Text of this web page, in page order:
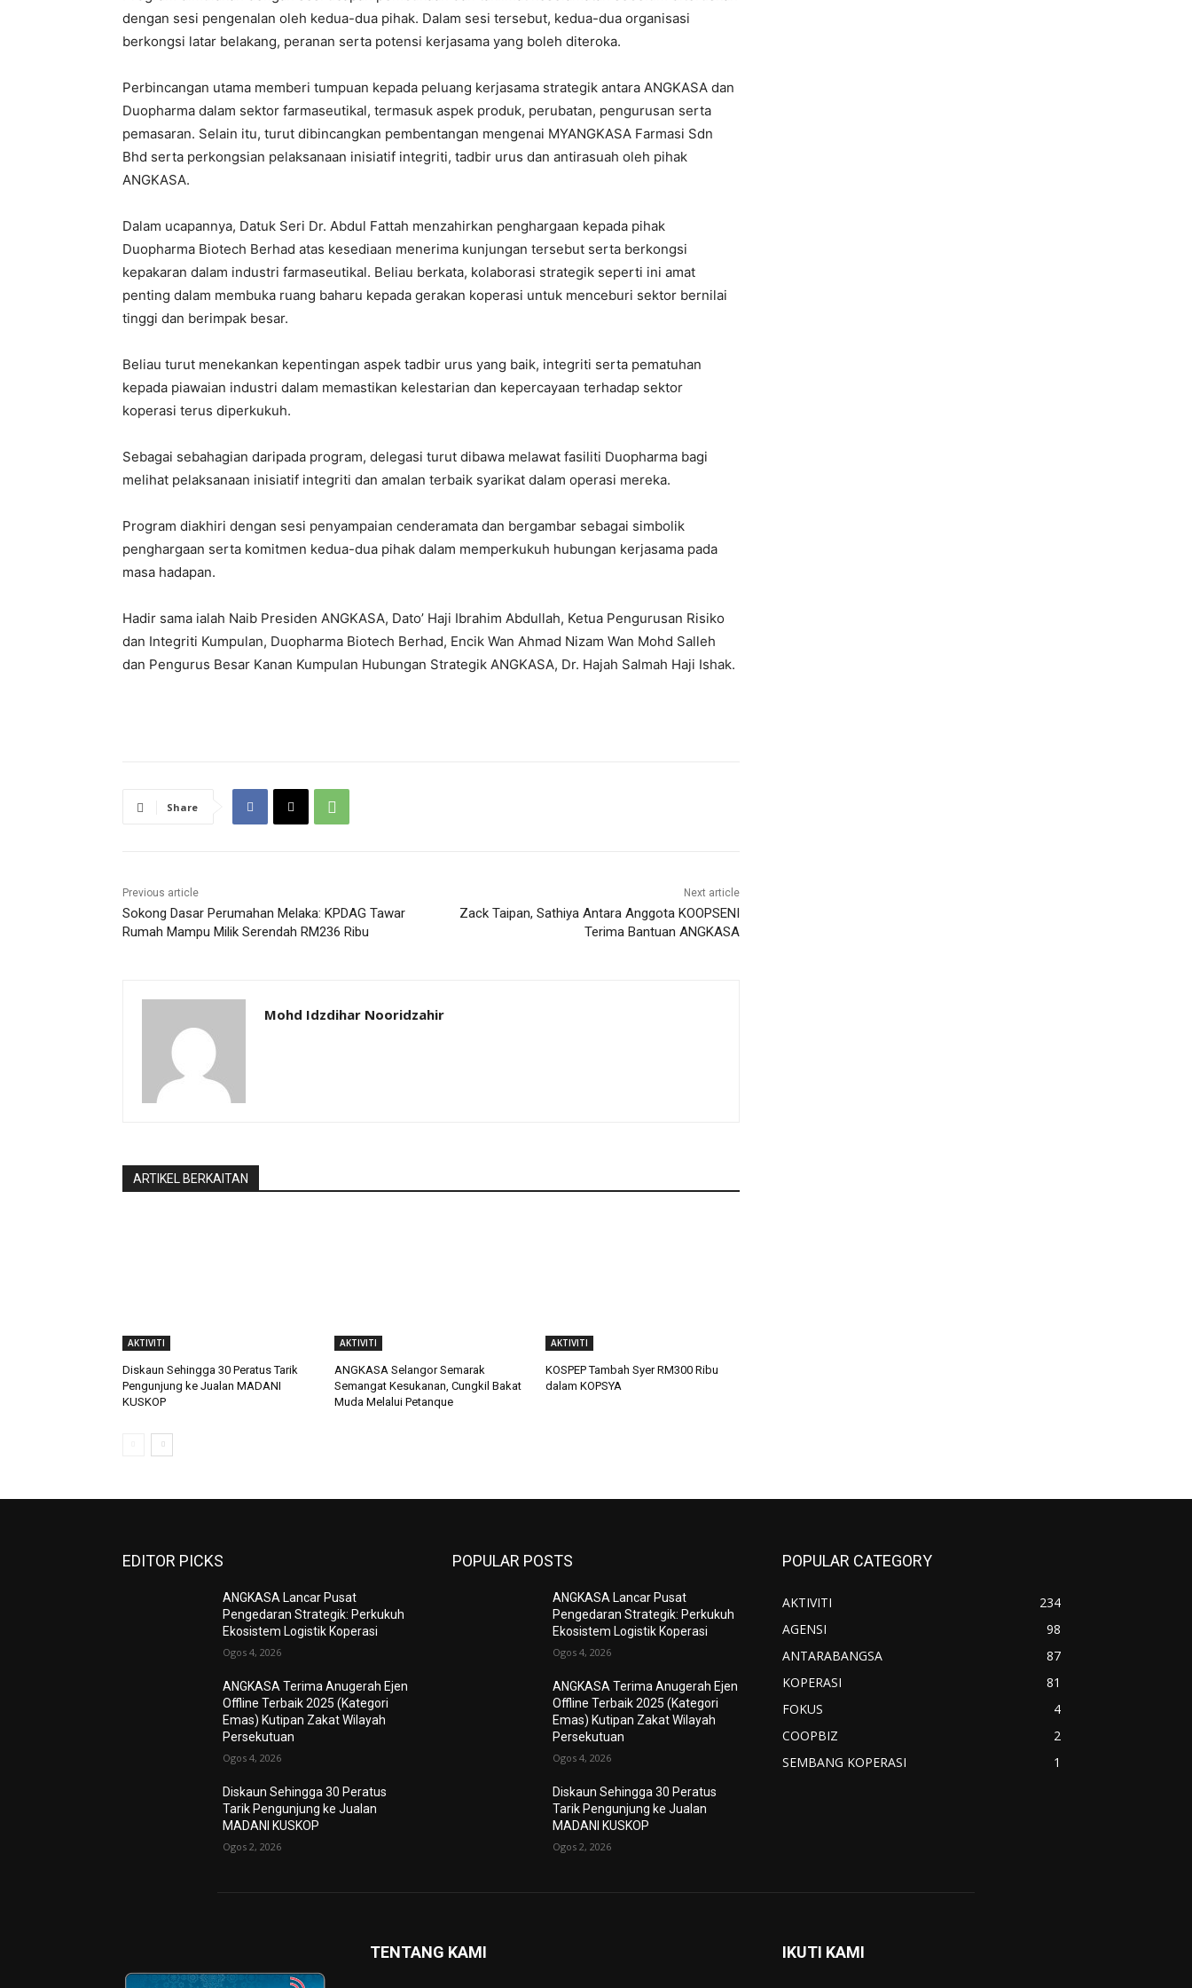
dengan sesi pengenalan oleh kedua-dua pihak. Dalam sesi tersebut, kedua-dua organisasi
berkongsi latar belakang, peranan serta potensi kerjasama yang boleh diteroka.
Perbincangan utama memberi tumpuan kepada peluang kerjasama strategik antara ANGKASA dan
Duopharma dalam sektor farmaseutikal, termasuk aspek produk, perubatan, pengurusan serta
pemasaran. Selain itu, turut dibincangkan pembentangan mengenai MYANGKASA Farmasi Sdn
Bhd serta perkongsian pelaksanaan inisiatif integriti, tadbir urus dan antirasuah oleh pihak
ANGKASA.
Dalam ucapannya, Datuk Seri Dr. Abdul Fattah menzahirkan penghargaan kepada pihak
Duopharma Biotech Berhad atas kesediaan menerima kunjungan tersebut serta berkongsi
kepakaran dalam industri farmaseutikal. Beliau berkata, kolaborasi strategik seperti ini amat
penting dalam membuka ruang baharu kepada gerakan koperasi untuk menceburi sektor bernilai
tinggi dan berimpak besar.
Beliau turut menekankan kepentingan aspek tadbir urus yang baik, integriti serta pematuhan
kepada piawaian industri dalam memastikan kelestarian dan kepercayaan terhadap sektor
koperasi terus diperkukuh.
Sebagai sebahagian daripada program, delegasi turut dibawa melawat fasiliti Duopharma bagi
melihat pelaksanaan inisiatif integriti dan amalan terbaik syarikat dalam operasi mereka.
Program diakhiri dengan sesi penyampaian cenderamata dan bergambar sebagai simbolik
penghargaan serta komitmen kedua-dua pihak dalam memperkukuh hubungan kerjasama pada
masa hadapan.
Hadir sama ialah Naib Presiden ANGKASA, Dato’ Haji Ibrahim Abdullah, Ketua Pengurusan Risiko
dan Integriti Kumpulan, Duopharma Biotech Berhad, Encik Wan Ahmad Nizam Wan Mohd Salleh
dan Pengurus Besar Kanan Kumpulan Hubungan Strategik ANGKASA, Dr. Hajah Salmah Haji Ishak.
Share
Previous article
Sokong Dasar Perumahan Melaka: KPDAG Tawar
Rumah Mampu Milik Serendah RM236 Ribu
Next article
Zack Taipan, Sathiya Antara Anggota KOOPSENI
Terima Bantuan ANGKASA
Mohd Idzdihar Nooridzahir
ARTIKEL BERKAITAN
AKTIVITI
Diskaun Sehingga 30 Peratus Tarik
Pengunjung ke Jualan MADANI
KUSKOP
AKTIVITI
ANGKASA Selangor Semarak
Semangat Kesukanan, Cungkil Bakat
Muda Melalui Petanque
AKTIVITI
KOSPEP Tambah Syer RM300 Ribu
dalam KOPSYA
EDITOR PICKS
ANGKASA Lancar Pusat
Pengedaran Strategik: Perkukuh
Ekosistem Logistik Koperasi
Ogos 4, 2026
ANGKASA Terima Anugerah Ejen
Offline Terbaik 2025 (Kategori
Emas) Kutipan Zakat Wilayah
Persekutuan
Ogos 4, 2026
Diskaun Sehingga 30 Peratus
Tarik Pengunjung ke Jualan
MADANI KUSKOP
Ogos 2, 2026
POPULAR POSTS
ANGKASA Lancar Pusat
Pengedaran Strategik: Perkukuh
Ekosistem Logistik Koperasi
Ogos 4, 2026
ANGKASA Terima Anugerah Ejen
Offline Terbaik 2025 (Kategori
Emas) Kutipan Zakat Wilayah
Persekutuan
Ogos 4, 2026
Diskaun Sehingga 30 Peratus
Tarik Pengunjung ke Jualan
MADANI KUSKOP
Ogos 2, 2026
POPULAR CATEGORY
AKTIVITI
234
AGENSI
98
ANTARABANGSA
87
KOPERASI
81
FOKUS
4
COOPBIZ
2
SEMBANG KOPERASI
1
TENTANG KAMI IKUTI KAMI